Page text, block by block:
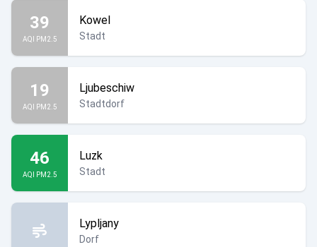
39
AQI PM2.5
Kowel
Stadt
19
AQI PM2.5
Ljubeschiw
Stadtdorf
46
AQI PM2.5
Luzk
Stadt
Lypljany
Dorf